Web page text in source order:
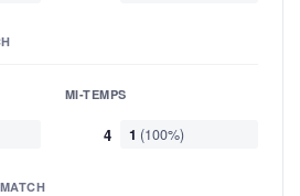
MI-TEMPS
4 1 (100%)